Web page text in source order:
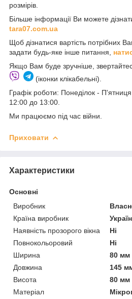
розмірів.
Більше інформації Ви можете
tara07.com.ua
Щоб дізнатися вартість потрібних
задати будь-яке інше питання,
Якщо Вам буде зручніше,
(іконки клікабельні).
Графік роботи: Понеділок -
12:00 до 13:00.
Ми працюємо під час війни.
Приховати
Характеристики
Основні
Виробник
Країна виробник
Наявність прозорого вікна
Ні
Повнокольоровий
Ні
Ширина
80 мм
Довжина
145
Висота
80 мм
Матеріал